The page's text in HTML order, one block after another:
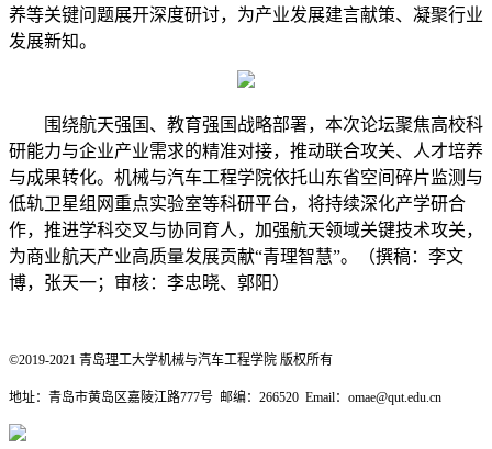
养等关键问题展开深度研讨，为产业发展建言献策、凝聚行业
发展新知。
围绕航天强国、教育强国战略部署，本次论坛聚焦高校科
研能力与企业产业需求的精准对接，推动联合攻关、人才培养
与成果转化。机械与汽车工程学院依托山东省空间碎片监测与
低轨卫星组网重点实验室等科研平台，将持续深化产学研合
作，推进学科交叉与协同育人，加强航天领域关键技术攻关，
为商业航天产业高质量发展贡献“青理智慧”。
（撰稿：李文
博，张天一；审核：李忠晓、郭阳）
©2019-2021 青岛理工大学机械与汽车工程学院 版权所有
地址：青岛市黄岛区嘉陵江路777号 邮编：266520 Email： omae@qut.edu.cn